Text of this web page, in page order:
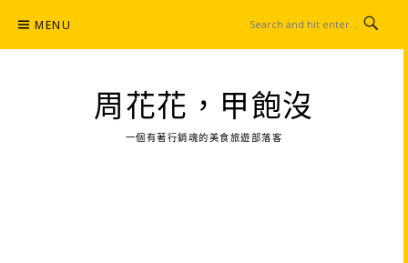
content
MENU
周花花，甲飽沒
一個有著行銷魂的美食旅遊部落客